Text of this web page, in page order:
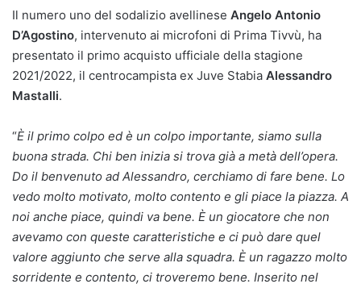
Il numero uno del sodalizio avellinese Angelo Antonio
D’Agostino, intervenuto ai microfoni di Prima Tivvù, ha
presentato il primo acquisto ufficiale della stagione
2021/2022, il centrocampista ex Juve Stabia Alessandro
Mastalli.
“È il primo colpo ed è un colpo importante, siamo sulla
buona strada. Chi ben inizia si trova già a metà dell’opera.
Do il benvenuto ad Alessandro, cerchiamo di fare bene. Lo
vedo molto motivato, molto contento e gli piace la piazza. A
noi anche piace, quindi va bene. È un giocatore che non
avevamo con queste caratteristiche e ci può dare quel
valore aggiunto che serve alla squadra. È un ragazzo molto
sorridente e contento, ci troveremo bene. Inserito nel